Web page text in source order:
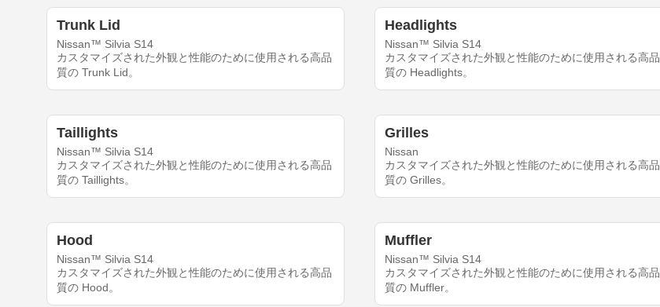
Trunk Lid
Nissan™ Silvia S14
カスタマイズされた外観と性能のために使用される高品
質の Trunk Lid。
Headlights
Nissan™ Silvia S14
カスタマイズされた外観と性能のために使用される高品
質の Headlights。
Taillights
Nissan™ Silvia S14
カスタマイズされた外観と性能のために使用される高品
質の Taillights。
Grilles
Nissan
カスタマイズされた外観と性能のために使用される高品
質の Grilles。
Hood
Nissan™ Silvia S14
カスタマイズされた外観と性能のために使用される高品
質の Hood。
Muffler
Nissan™ Silvia S14
カスタマイズされた外観と性能のために使用される高品
質の Muffler。